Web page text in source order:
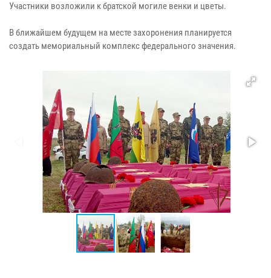
Участники возложили к братской могиле венки и цветы.
В ближайшем будущем на месте захоронения планируется
создать мемориальный комплекс федерального значения.